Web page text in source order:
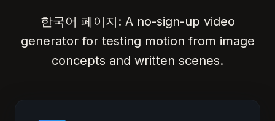
한국어 페이지: A no-sign-up video
generator for testing motion from image
concepts and written scenes.